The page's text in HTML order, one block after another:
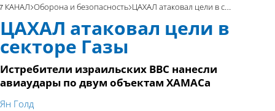
7 КАНАЛ Оборона и безопасность ЦАХАЛ атаковал цели в секторе Газы
ЦАХАЛ атаковал цели в
секторе Газы
Истребители израильских ВВС нанесли
авиаудары по двум объектам ХАМАСа
Ян Голд